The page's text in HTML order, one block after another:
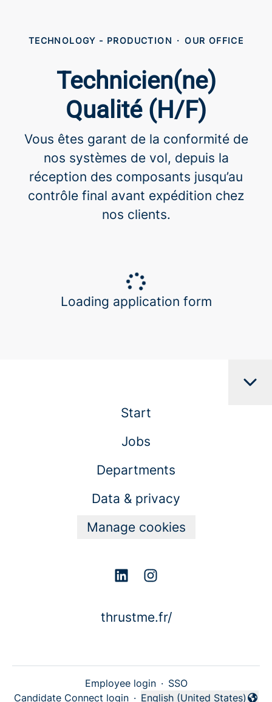
TECHNOLOGY - PRODUCTION · OUR OFFICE
Technicien(ne)
Qualité (H/F)
Vous êtes garant de la conformité de
nos systèmes de vol, depuis la
réception des composants jusqu’au
contrôle final avant expédition chez
nos clients.
Loading application form
Start
Jobs
Departments
Data & privacy
Manage cookies
thrustme.fr/
Employee login · SSO
Candidate Connect login · English (United States)